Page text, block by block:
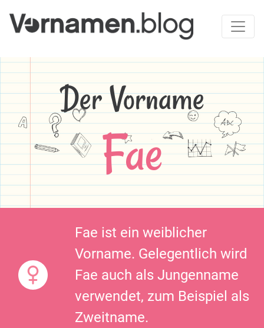
Der Vorname
Fae
Fae ist ein weiblicher
Vorname. Gelegentlich wird
Fae auch als Jungenname
verwendet, zum Beispiel als
Zweitname.